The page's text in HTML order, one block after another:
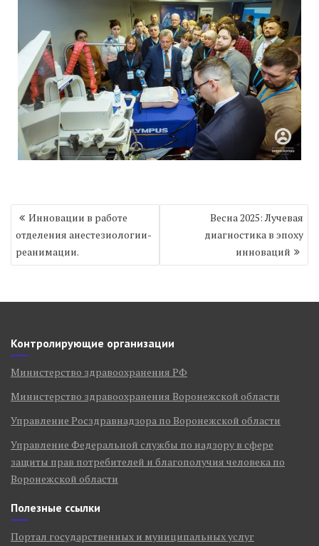
Навигация
по
записям
Инновации в работе
отделения анестезиологии-
реанимации.
Весна 2025: Лучевая
диагностика в эпоху
инноваций
Контролирующие организации
Министерство здравоохранения РФ
Министерство здравоохранения Воронежской области
Управление Росздравнадзора по Воронежской области
Управление Федеральной службы по надзору в сфере
защиты прав потребителей и благополучия человека по
Воронежской области
Полезные ссылки
Портал государственных и муниципальных услуг